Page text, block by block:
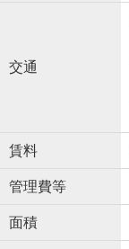
交通
賃料
管理費等
面積